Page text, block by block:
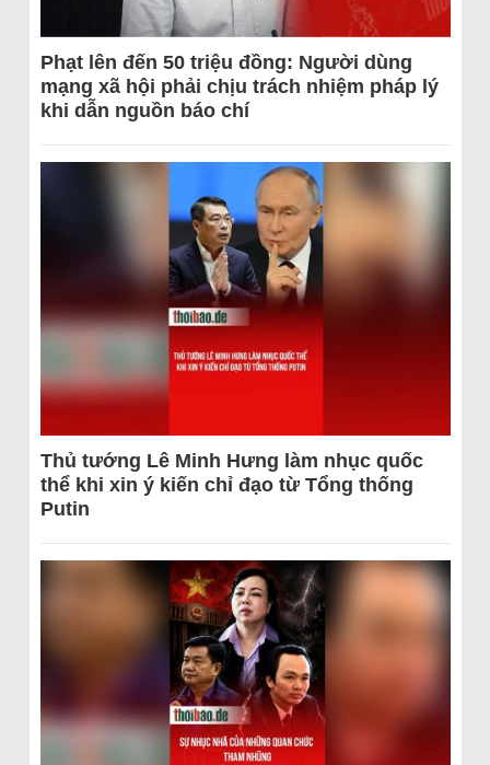
Phạt lên đến 50 triệu đồng: Người dùng
mạng xã hội phải chịu trách nhiệm pháp lý
khi dẫn nguồn báo chí
Thủ tướng Lê Minh Hưng làm nhục quốc
thể khi xin ý kiến chỉ đạo từ Tổng thống
Putin